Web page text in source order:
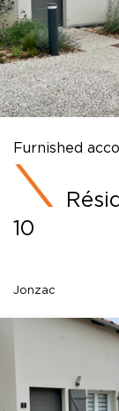
Furnished
10
Jonzac